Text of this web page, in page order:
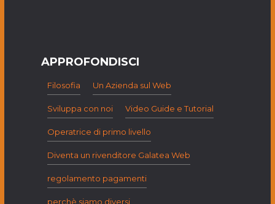
APPROFONDISCI
Filosofia Un Azienda sul Web
Sviluppa con noi Video Guide e Tutorial
Operatrice di primo livello
Diventa un rivenditore Galatea Web
regolamento pagamenti
perchè siamo diversi